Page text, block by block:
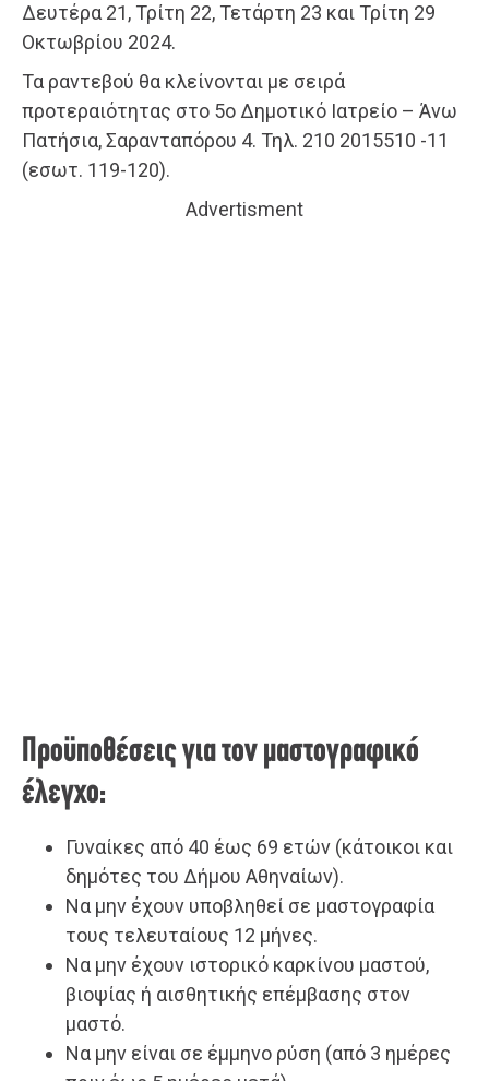
Δευτέρα 21, Τρίτη 22, Τετάρτη 23 και Τρίτη 29
Οκτωβρίου 2024.
Τα ραντεβού θα κλείνονται με σειρά
προτεραιότητας στο 5ο Δημοτικό Ιατρείο – Άνω
Πατήσια, Σαρανταπόρου 4. Τηλ. 210 2015510 -11
(εσωτ. 119-120).
Advertisment
Προϋποθέσεις για τον μαστογραφικό
έλεγχο:
Γυναίκες από 40 έως 69 ετών (κάτοικοι και
δημότες του Δήμου Αθηναίων).
Να μην έχουν υποβληθεί σε μαστογραφία
τους τελευταίους 12 μήνες.
Να μην έχουν ιστορικό καρκίνου μαστού,
βιοψίας ή αισθητικής επέμβασης στον
μαστό.
Να μην είναι σε έμμηνο ρύση (από 3 ημέρες